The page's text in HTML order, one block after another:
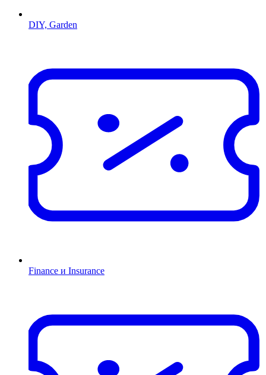
DIY, Garden
Finance и Insurance